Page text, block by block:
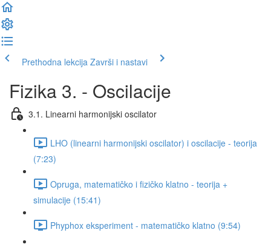
Prethodna lekcija Završi i nastavi
Fizika 3. - Oscilacije
3.1. Linearni harmonijski oscilator
LHO (linearni harmonijski oscilator) i oscilacije - teorija
(7:23)
Opruga, matematičko i fizičko klatno - teorija +
simulacije (15:41)
Phyphox eksperiment - matematičko klatno (9:54)